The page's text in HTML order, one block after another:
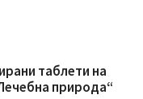
таблети на
природа“